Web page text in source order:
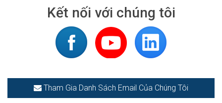
Kết nối với chúng tôi
Tham Gia Danh Sách Email Của Chúng Tôi